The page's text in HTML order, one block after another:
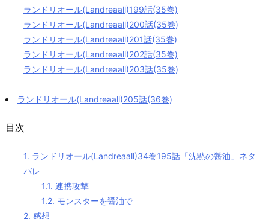
ランドリオール(Landreaall)199話(35巻)
ランドリオール(Landreaall)200話(35巻)
ランドリオール(Landreaall)201話(35巻)
ランドリオール(Landreaall)202話(35巻)
ランドリオール(Landreaall)203話(35巻)
ランドリオール(Landreaall)205話(36巻)
目次
1. ランドリオール(Landreaall)34巻195話「沈黙の醤油」ネタ
バレ
1.1. 連携攻撃
1.2. モンスターを醤油で
2. 感想